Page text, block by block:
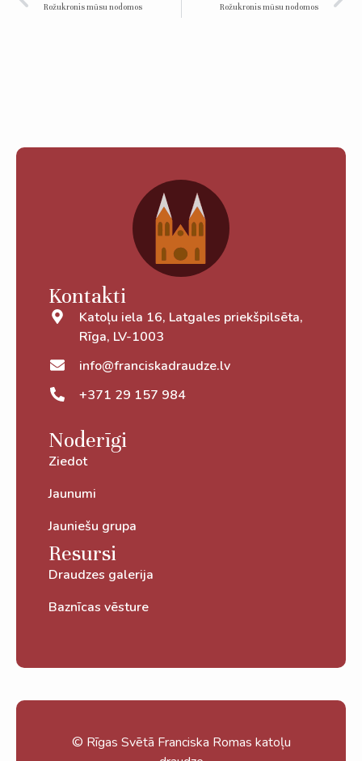
Rožukronis mūsu nodomos Rožukronis mūsu nodomos
Kontakti
Katoļu iela 16, Latgales priekšpilsēta,
Rīga, LV-1003
info@franciskadraudze.lv
+371 29 157 984
Noderīgi
Ziedot
Jaunumi
Jauniešu grupa
Resursi
Draudzes galerija
Baznīcas vēsture
© Rīgas Svētā Franciska Romas katoļu